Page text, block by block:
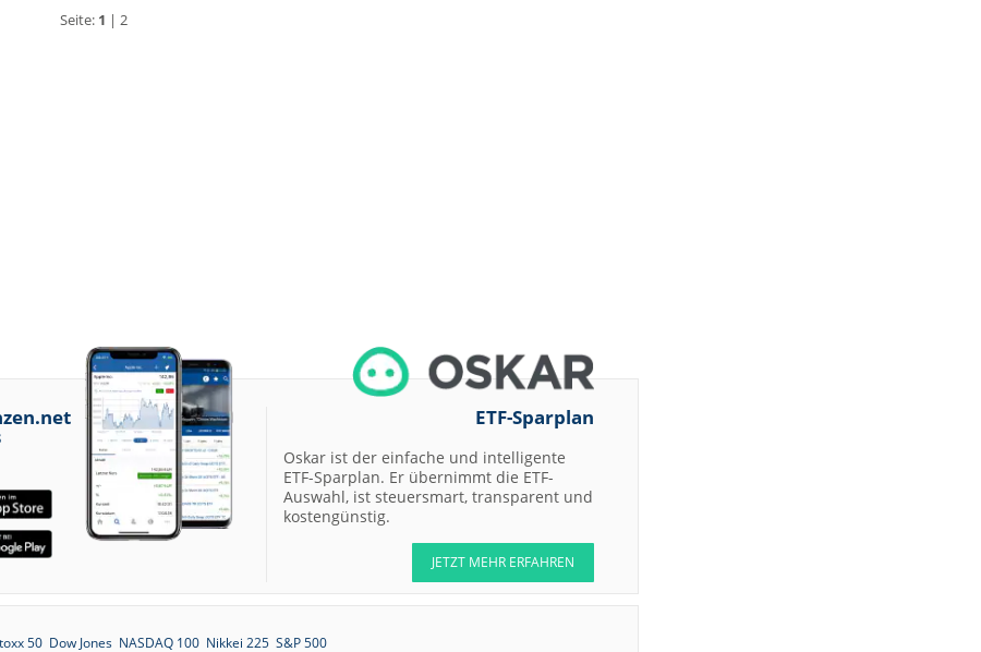
Seite: 1 | 2
ETF-Sparplan
Oskar ist der einfache und intelligente
ETF-Sparplan. Er übernimmt die ETF-
Auswahl, ist steuersmart, transparent und
kostengünstig.
JETZT MEHR ERFAHREN
50 Dow Jones NASDAQ 100 Nikkei 225 S&P 500